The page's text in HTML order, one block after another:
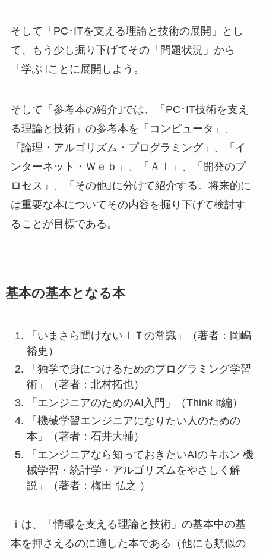
そして「PC･ITを支える理論と技術の展開」とし
て、もう少し掘り下げてその「問題状況」から
「学ぶ｣ことに展開しよう。
そして「参考本の紹介｣では、「PC･IT技術を支え
る理論と技術」の参考本を「コンピュータ」、
「論理・アルゴリズム・プログラミング」、「イ
ンターネット・Ｗｅｂ」、「ＡＩ」、「開発のプ
ロセス」、「その他｣に分けて紹介する。将来的に
は重要な本についてその内容を掘り下げて検討す
ることが目標である。
基本の基本となる本
「いまさら聞けないＩＴの常識」（著者：岡嶋
裕史）
「独学で身につけるためのプログラミング学習
術」（著者：北村拓也）
「エンジニアのためのAI入門」（Think It編）
「機械学習エンジニアになりたい人のための
本」（著者：石井大輔）
「エンジニアなら知っておきたいAIのキホン 機
械学習・統計学・アルゴリズムをやさしく解
説」（著者：梅田 弘之 ）
ⅰは、「情報を支える理論と技術」の基本中の基
本を押さえるのに適した本である（他にも類似の